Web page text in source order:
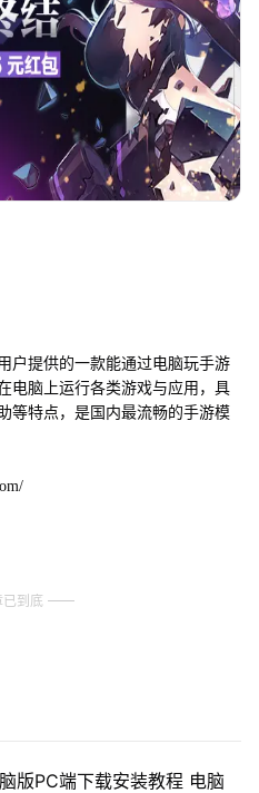
户提供的一款能通过电脑玩手游
电脑上运行各类游戏与应用，具
等特点，是国内最流畅的手游模
已到底
版PC端下载安装教程 电脑